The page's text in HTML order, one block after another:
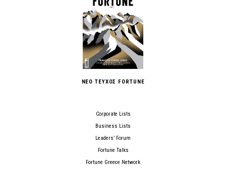
ΝΕΟ ΤΕΥΧΟΣ FORTUNE
Corporate Lists
Business Lists
Leaders’ Forum
Fortune Talks
Fortune Greece Network